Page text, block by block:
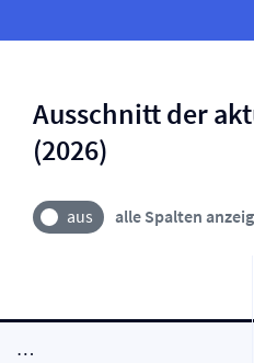
Ausschnitt der
(2026)
alle Spalten
…